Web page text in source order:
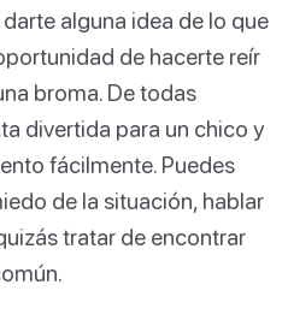
alguna idea de lo que
de hacerte reír
broma. De todas
divertida para un chico y
fácilmente. Puedes
de la situación, hablar
tratar de encontrar